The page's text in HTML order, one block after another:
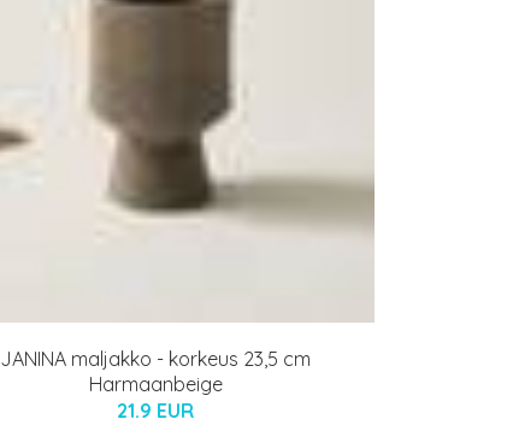
JANINA maljakko - korkeus 23,5 cm
Harmaanbeige
21.9 EUR